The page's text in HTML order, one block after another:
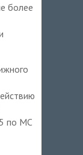
более
по МС